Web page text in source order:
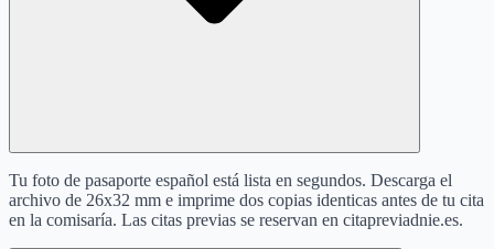
Tu foto de pasaporte español está lista en segundos. Descarga el
archivo de 26x32 mm e imprime dos copias identicas antes de tu cita
en la comisaría. Las citas previas se reservan en citapreviadnie.es.